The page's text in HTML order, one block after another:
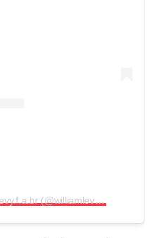
A post shared by Williamlevy.f.a.br (@williamlevy.f.a.br)